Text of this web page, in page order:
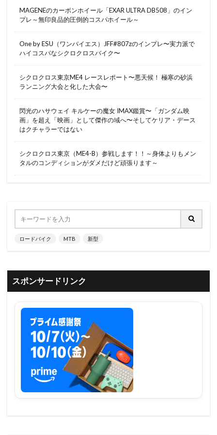
MAGENEのカーボンホイール「EXAR ULTRA DB508」のイン
プレ～無印良品的圧倒的コスパホイール～
One by ESU（ワンバイエス）JFF#807zのインプレ〜実力派で
ハイコスパなシクロクロスバイク〜
シクロクロス東京ME4 レースレポート〜悪天候！ 極寒の砂浜
ランニング大会と化した大会〜
閃光のハサウェイ キルケーの魔女 IMAX鑑賞〜「ガンダム映
画」を超え「映画」として傑作の域へ〜そしてケリア・デース
はクチャラーではない
シクロクロス東京（ME4-B）参戦します！！～身体よりもメン
タルのコンディションがダメだけど頑張ります～
ロードバイク MTB 新型
スポンサードリンク